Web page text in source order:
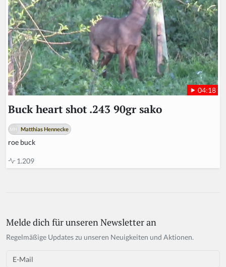
04:18
Buck heart shot .243 90gr sako
Matthias Hennecke
roe buck
1.209
Melde dich für unseren Newsletter an
Regelmäßige Updates zu unseren Neuigkeiten und Aktionen.
Email